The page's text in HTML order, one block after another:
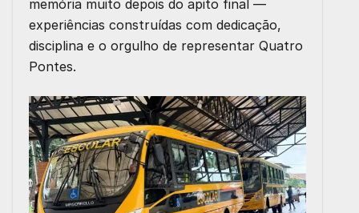
memória muito depois do apito final —
experiências construídas com dedicação,
disciplina e o orgulho de representar Quatro
Pontes.